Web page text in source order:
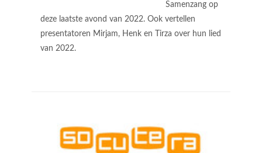
Samenzang op
deze laatste avond van 2022. Ook vertellen
presentatoren Mirjam, Henk en Tirza over hun lied
van 2022.